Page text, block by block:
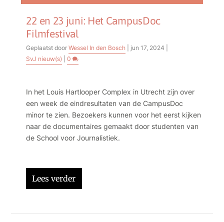
22 en 23 juni: Het CampusDoc
Filmfestival
Geplaatst doorWessel In den Bosch jun 17, 2024
SvJ nieuw(s) |0
In het Louis Hartlooper Complex in Utrecht zijn over
een week de eindresultaten van de CampusDoc
minor te zien. Bezoekers kunnen voor het eerst kijken
naar de documentaires gemaakt door studenten van
de School voor Journalistiek.
Lees verder